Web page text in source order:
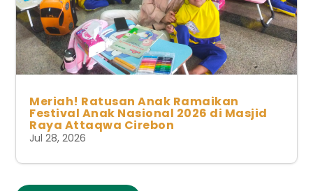
Meriah! Ratusan Anak Ramaikan
Festival Anak Nasional 2026 di Masjid
Raya Attaqwa Cirebon
Jul 28, 2026